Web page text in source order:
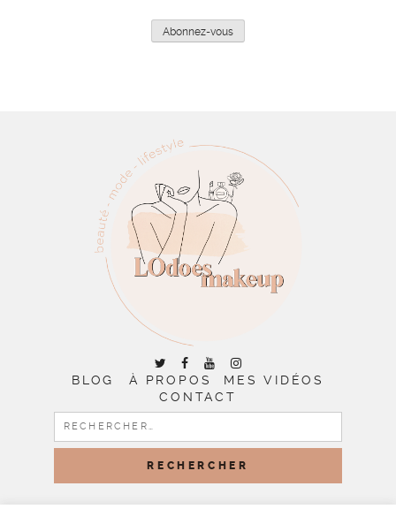
Abonnez-vous
BLOG À PROPOS
MES VIDÉOS
CONTACT
RECHERCHER :